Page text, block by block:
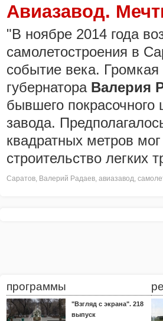
Авиазавод.
"В ноябре 2014 года
самолетостроения в
событие века. Громкая
губернатора Валерия
бывшего покрасочного
завода.
квадратных метров
строительство легких
Саратов, Валерий Радаев, авиазавод,
программы
"Взгляд с экрана". 218
выпуск